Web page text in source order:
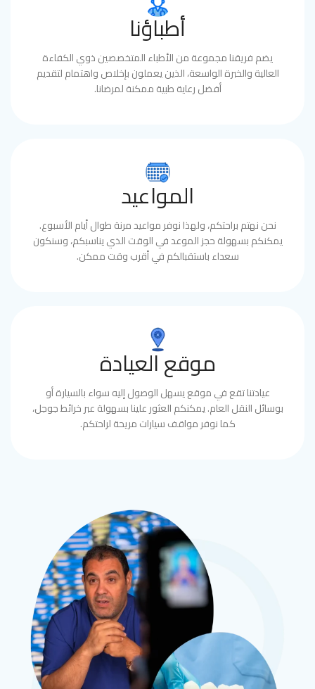
أطباؤنا
يضم فريقنا مجموعة من الأطباء المتخصصين ذوي الكفاءة
العالية والخبرة الواسعة، الذين يعملون بإخلاص واهتمام لتقديم
أفضل رعاية طبية ممكنة لمرضانا.
المواعيد
نحن نهتم براحتكم، ولهذا نوفر مواعيد مرنة طوال أيام الأسبوع.
يمكنكم بسهولة حجز الموعد في الوقت الذي يناسبكم، وسنكون
سعداء باستقبالكم في أقرب وقت ممكن.
موقع العيادة
عيادتنا تقع في موقع يسهل الوصول إليه سواء بالسيارة أو
بوسائل النقل العام. يمكنكم العثور علينا بسهولة عبر خرائط جوجل،
كما نوفر مواقف سيارات مريحة لراحتكم.